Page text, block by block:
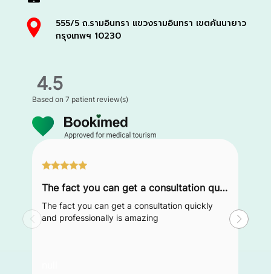
555/5 ถ.รามอินทรา แขวงรามอินทรา เขตคันนายาว
กรุงเทพฯ 10230
4.5
Based on7 patient review(s)
The fact you can get a consultation quickly and professionally is amazing
The fact you can get a consultation quickly
and professionally is amazing